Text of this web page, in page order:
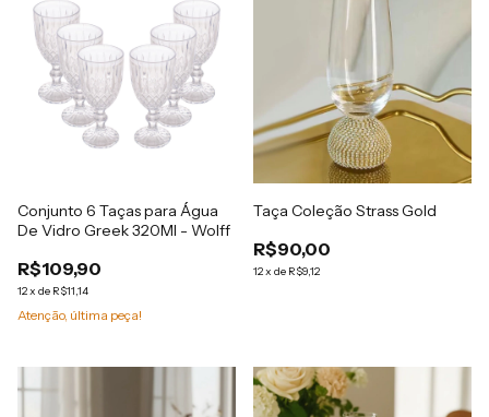
Conjunto 6 Taças para Água
De Vidro Greek 320Ml - Wolff
R$109,90
12x de R$11,14
Atenção, última peça!
Taça Coleção Strass Gold
R$90,00
12x de R$9,12